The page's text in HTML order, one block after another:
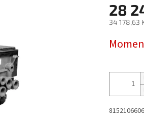
28
34 178,63
cena: